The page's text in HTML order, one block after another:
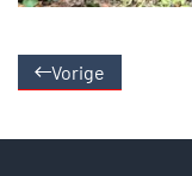
Vorige